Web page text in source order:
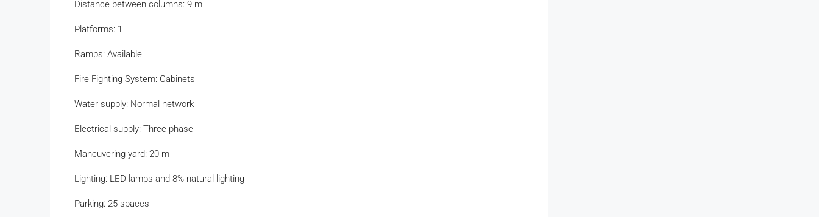
Distance between columns: 9 m
Platforms: 1
Ramps: Available
Fire Fighting System: Cabinets
Water supply: Normal network
Electrical supply: Three-phase
Maneuvering yard: 20 m
Lighting: LED lamps and 8% natural lighting
Parking: 25 spaces